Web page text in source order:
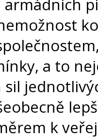
armádních
a to
sil
k